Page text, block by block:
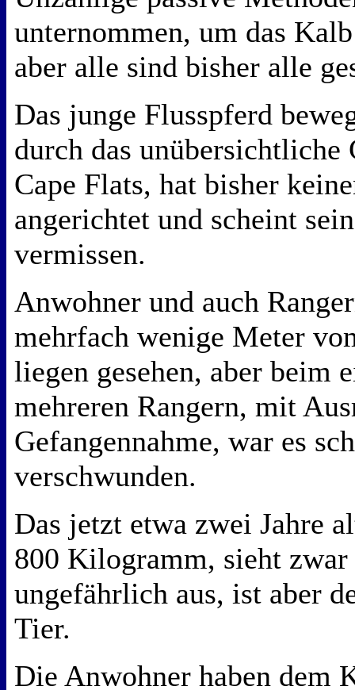
unternommen, um das
aber alle sind bisher alle
Das junge Flusspferd
durch das unübersichtliche
Cape Flats, hat bisher
angerichtet und scheint
vermissen.
Anwohner und auch
mehrfach wenige Meter
liegen gesehen, aber beim
mehreren Rangern, mit
Gefangennahme, war es
verschwunden.
Das jetzt etwa zwei Jahre
800 Kilogramm, sieht
ungefährlich aus, ist aber
Tier.
Die Anwohner haben dem